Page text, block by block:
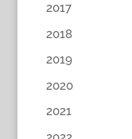
2017
2018
2019
2020
2021